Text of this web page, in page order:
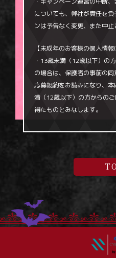
についても、弊社が責任を
ンは予告なく変更、また中止
【未成年のお客様の個人情報
・13歳未満（12歳以下）の
の場合は、保護者の事前の
応募規約をお読みになり、
満（12歳以下）の方からの
得たものとみなします。